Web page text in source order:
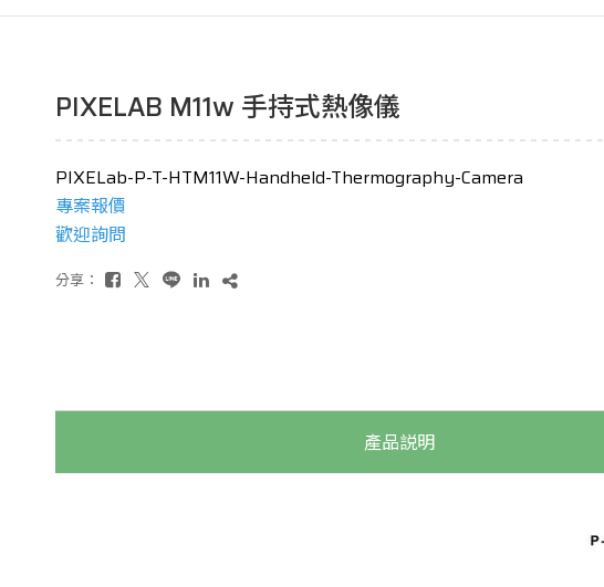
PIXELAB M11w 手持式熱像儀
PIXELab-P-T-HTM11W-Handheld-Thermography-Camera
專案報價
歡迎詢問
分享：
產品説明